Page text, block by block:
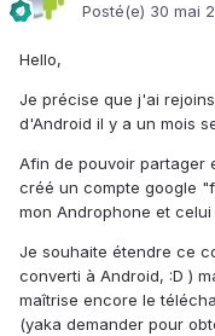
Posté(e) 30 mai
Hello,
Je précise que j'ai
d'Android il y a un mois
Afin de pouvoir partager
créé un compte google
mon Androphone et celui
Je souhaite étendre ce
converti à Android, :D )
maîtrise encore le
(yaka demander pour